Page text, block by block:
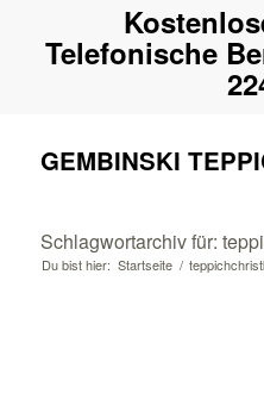
Telefonische
GEMBINSKI
Schlagwortarchiv für:
Du bist hier: Startseite /